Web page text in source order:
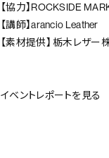
【協力】ROCKSIDE
【講師】arancio Leather
【素材提供】 栃木レザー
イベントレポートを見る